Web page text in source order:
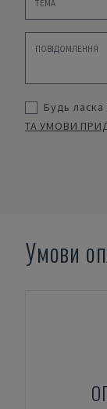
Будь ласка
ТА УМОВИ
Умови